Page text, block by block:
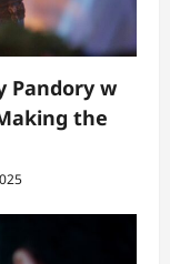
Pandory w
the